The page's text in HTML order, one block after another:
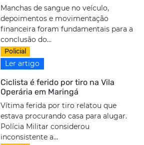
Manchas de sangue no veículo,
depoimentos e movimentação
financeira foram fundamentais para a
conclusão do...
Policial
Ler artigo
Ciclista é ferido por tiro na Vila
Operária em Maringá
Vítima ferida por tiro relatou que
estava procurando casa para alugar.
Polícia Militar considerou
inconsistente a...